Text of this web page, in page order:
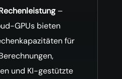
–
GPUs bieten
für
und KI-gestützte